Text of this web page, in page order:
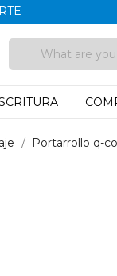
Portarrollo q-